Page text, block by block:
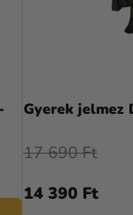
Gyerek jelmez
14 390 Ft
17 690 Ft